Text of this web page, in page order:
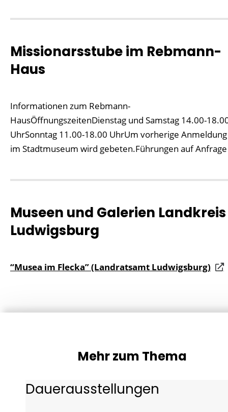
Missionarsstube im Rebmann-
Haus
Informationen zum Rebmann-
HausÖffnungszeitenDienstag und Samstag 14.00-
UhrSonntag 11.00-18.00 UhrUm vorherige Anmeldung
im Stadtmuseum wird gebeten.Führungen auf Anfrage
Museen und Galerien Landkreis
Ludwigsburg
“Musea im Flecka” (Landratsamt Ludwigsburg)
Mehr zum Thema
Dauerausstellungen